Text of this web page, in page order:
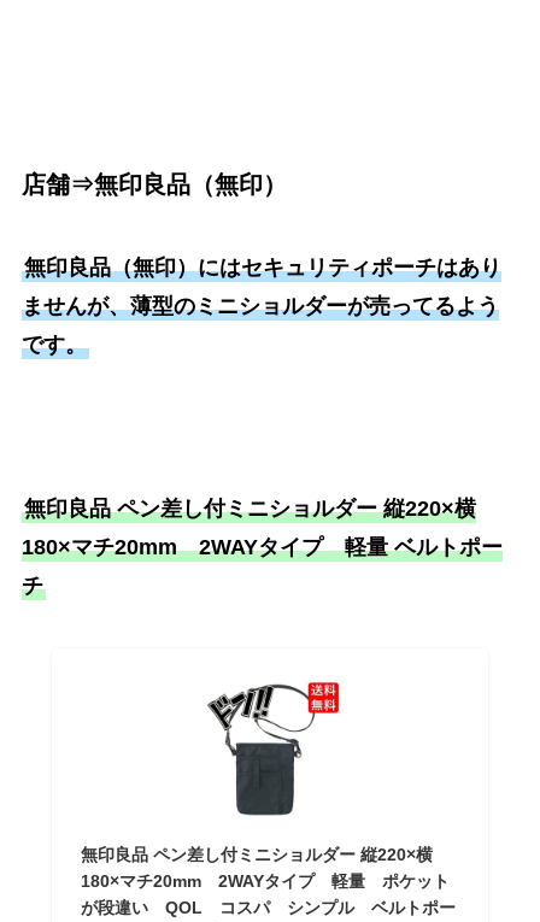
店舗⇒無印良品（無印）
無印良品（無印）にはセキュリティポーチはあり
ませんが、薄型のミニショルダーが売ってるよう
です。
無印良品 ペン差し付ミニショルダー 縦220×横
180×マチ20mm 2WAYタイプ 軽量 ベルトポー
チ
無印良品 ペン差し付ミニショルダー 縦220×横
180×マチ20mm 2WAYタイプ 軽量 ポケット
が段違い QOL コスパ シンプル ベルトポー